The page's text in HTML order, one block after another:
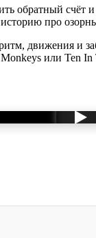
обратный
про
движения и
или Ten